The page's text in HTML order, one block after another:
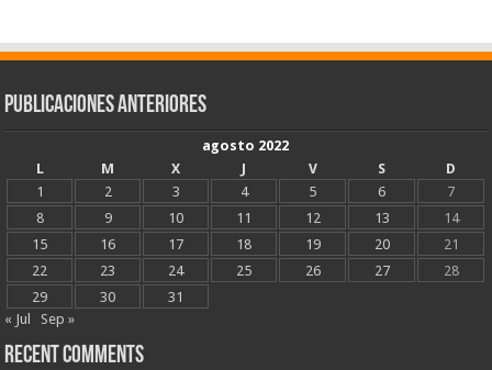
Publicaciones Anteriores
agosto 2022
L
M X J V S
D
1
2 3 4 5 6
7
8
9 10 11 12 13
14
15
16 17 18 19 20
21
22
23 24 25 26 27
28
29
30
31
« Jul
Sep »
Recent Comments